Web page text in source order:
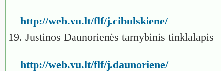
http://web.vu.lt/flf/j.cibulskiene/
19. Justinos Daunorienės tarnybinis tinklalapis
http://web.vu.lt/flf/j.daunoriene/